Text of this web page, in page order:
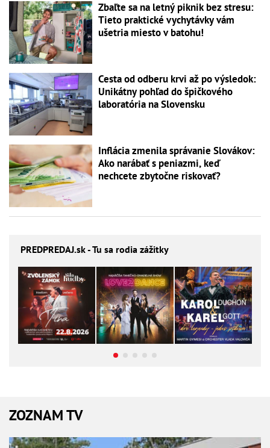
Zbaľte sa na letný piknik bez stresu:
Tieto praktické vychytávky vám
ušetria miesto v batohu!
Cesta od odberu krvi až po výsledok:
Unikátny pohľad do špičkového
laboratória na Slovensku
Inflácia zmenila správanie Slovákov:
Ako narábať s peniazmi, keď
nechcete zbytočne riskovať?
PREDPREDAJ.sk - Tu sa rodia zážitky
ZOZNAM TV